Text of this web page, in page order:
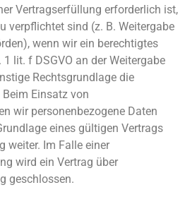
Vertragserfüllung erforderlich ist,
verpflichtet sind (z. B. Weitergabe
wenn wir ein berechtigtes
lit. f DSGVO an der Weitergabe
Rechtsgrundlage die
Einsatz von
wir personenbezogene Daten
eines gültigen Vertrags
weiter. Im Falle einer
wird ein Vertrag über
geschlossen.